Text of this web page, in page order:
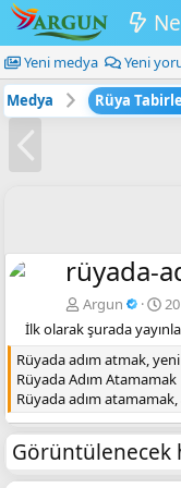
Yeni medya Yeni
Medya
Rüya
Ö
i
rüyada-
Argun
İlk olarak şurada
Rüyada adım atmak,
Rüyada Adım Atamamak
Rüyada adım
Görüntülenecek